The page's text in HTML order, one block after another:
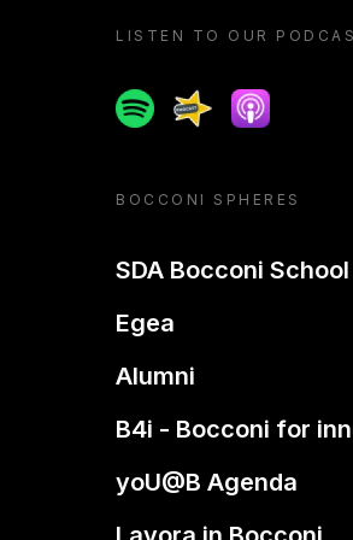
LISTEN TO OUR
SpotifySpreaker
Apple
BOCCONI SPHERES
SDA Bocconi
Egea
Alumni
B4i - Bocconi for
yoU@B Agenda